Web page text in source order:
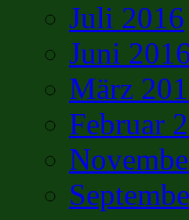
Juli 2016
Juni
März
Februar